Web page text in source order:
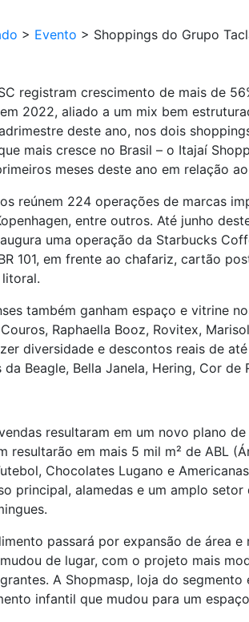
> Evento > Shoppings do Grupo
registram crescimento de mais de
2022, aliado a um mix bem
deste ano, nos dois
mais cresce no Brasil – o Itajaí
meses deste ano em relação
reúnem 224 operações de marcas
entre outros. Até junho
uma operação da Starbucks
101, em frente ao chafariz, cartão
também ganham espaço e vitrine
Raphaella Booz, Rovitex,
diversidade e descontos reais de
Beagle, Bella Janela, Hering, Cor
resultaram em um novo plano
resultarão em mais 5 mil m² de ABL
Chocolates Lugano e
principal, alamedas e um amplo
passará por expansão de área
de lugar, com o projeto mais
A Shopmasp, loja do
infantil que mudou para um